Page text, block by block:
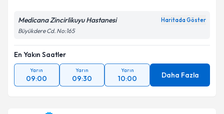
Medicana Zincirlikuyu Hastanesi Haritada Göster
Büyükdere Cd. No:165
En Yakın Saatler
Yarın
09:00
Yarın
09:30
Yarın
10:00 Daha Fazla